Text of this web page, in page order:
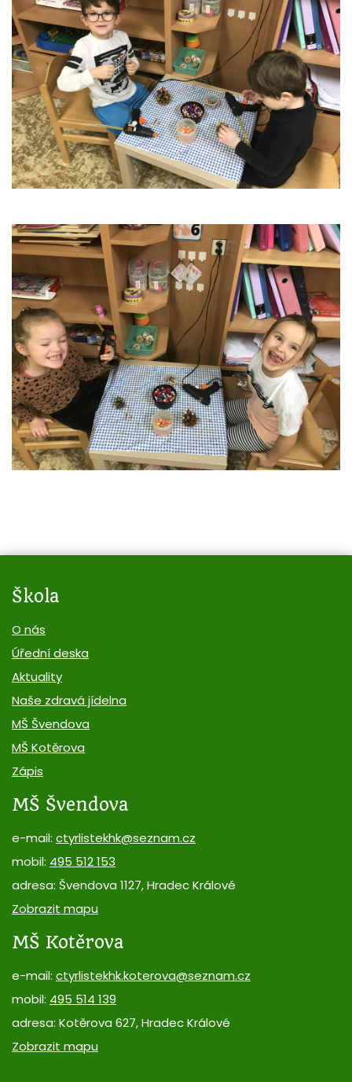
Škola
O nás
Úřední deska
Aktuality
Naše zdravá jídelna
MŠ Švendova
MŠ Kotěrova
Zápis
MŠ Švendova
e-mail: ctyrlistekhk@seznam.cz
mobil: 495 512 153
adresa: Švendova 1127, Hradec Králové
Zobrazit mapu
MŠ Kotěrova
e-mail: ctyrlistekhk.koterova@seznam.cz
mobil: 495 514 139
adresa: Kotěrova 627, Hradec Králové
Zobrazit mapu